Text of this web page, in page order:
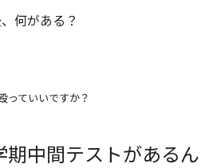
何がある？
っていいですか？
期中間テストがあるん